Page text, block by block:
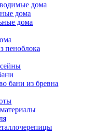
дома
дома
дома
пеноблока
бани из бревна